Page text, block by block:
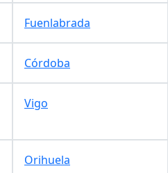
Fuenlabrada
Córdoba
Vigo
Orihuela